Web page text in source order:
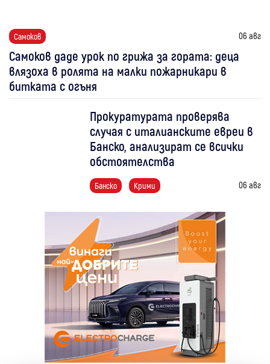
Самоков 06 авг
Самоков даде урок по грижа за гората: деца
влязоха в ролята на малки пожарникари в
битката с огъня
Прокуратурата проверява
случая с италианските евреи в
Банско, анализират се всички
обстоятелства
Банско Крими 06 авг